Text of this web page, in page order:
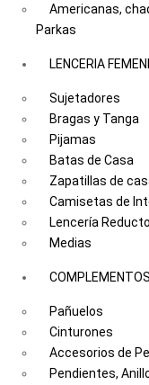
Americanas,
Parkas
LENCERIA
Sujetadores
Bragas y Tanga
Pijamas
Batas de Casa
Zapatillas de
Camisetas de
Lencería
Medias
COMPLEMENTOS
Pañuelos
Cinturones
Accesorios de
Pendientes,